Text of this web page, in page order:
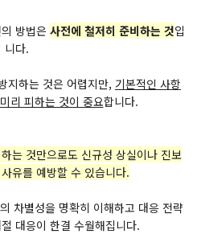
방법은 사전에 철저히 준비하는 것입
니다.
지하는 것은 어렵지만, 기본적인 사항
리 피하는 것이 중요합니다.
는 것만으로도 신규성 상실이나 진보
유를 예방할 수 있습니다.
차별성을 명확히 이해하고 대응 전략
대응이 한결 수월해집니다.